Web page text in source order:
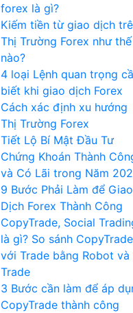
forex là gì?
Kiếm tiền từ giao dịch
Thị Trường Forex như thế
nào?
4 loại Lệnh quan trọng
biết khi giao dịch Forex
Cách xác định xu hướng
Thị Trường Forex
Tiết Lộ Bí Mật Đầu Tư
Chứng Khoán Thành
và Có Lãi trong Năm
9 Bước Phải Làm để Giao
Dịch Forex Thành Công
CopyTrade, Social
là gì? So sánh CopyTrade
với Trade bằng Robot và
Trade
3 Bước cần làm để áp
CopyTrade thành công